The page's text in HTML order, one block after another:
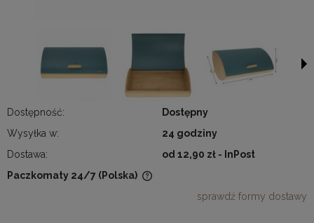
Dostępność:
Dostępny
Wysyłka w:
24 godziny
Dostawa:
od 12,90 zł - InPost
Paczkomaty 24/7 (Polska)
sprawdź formy dostawy